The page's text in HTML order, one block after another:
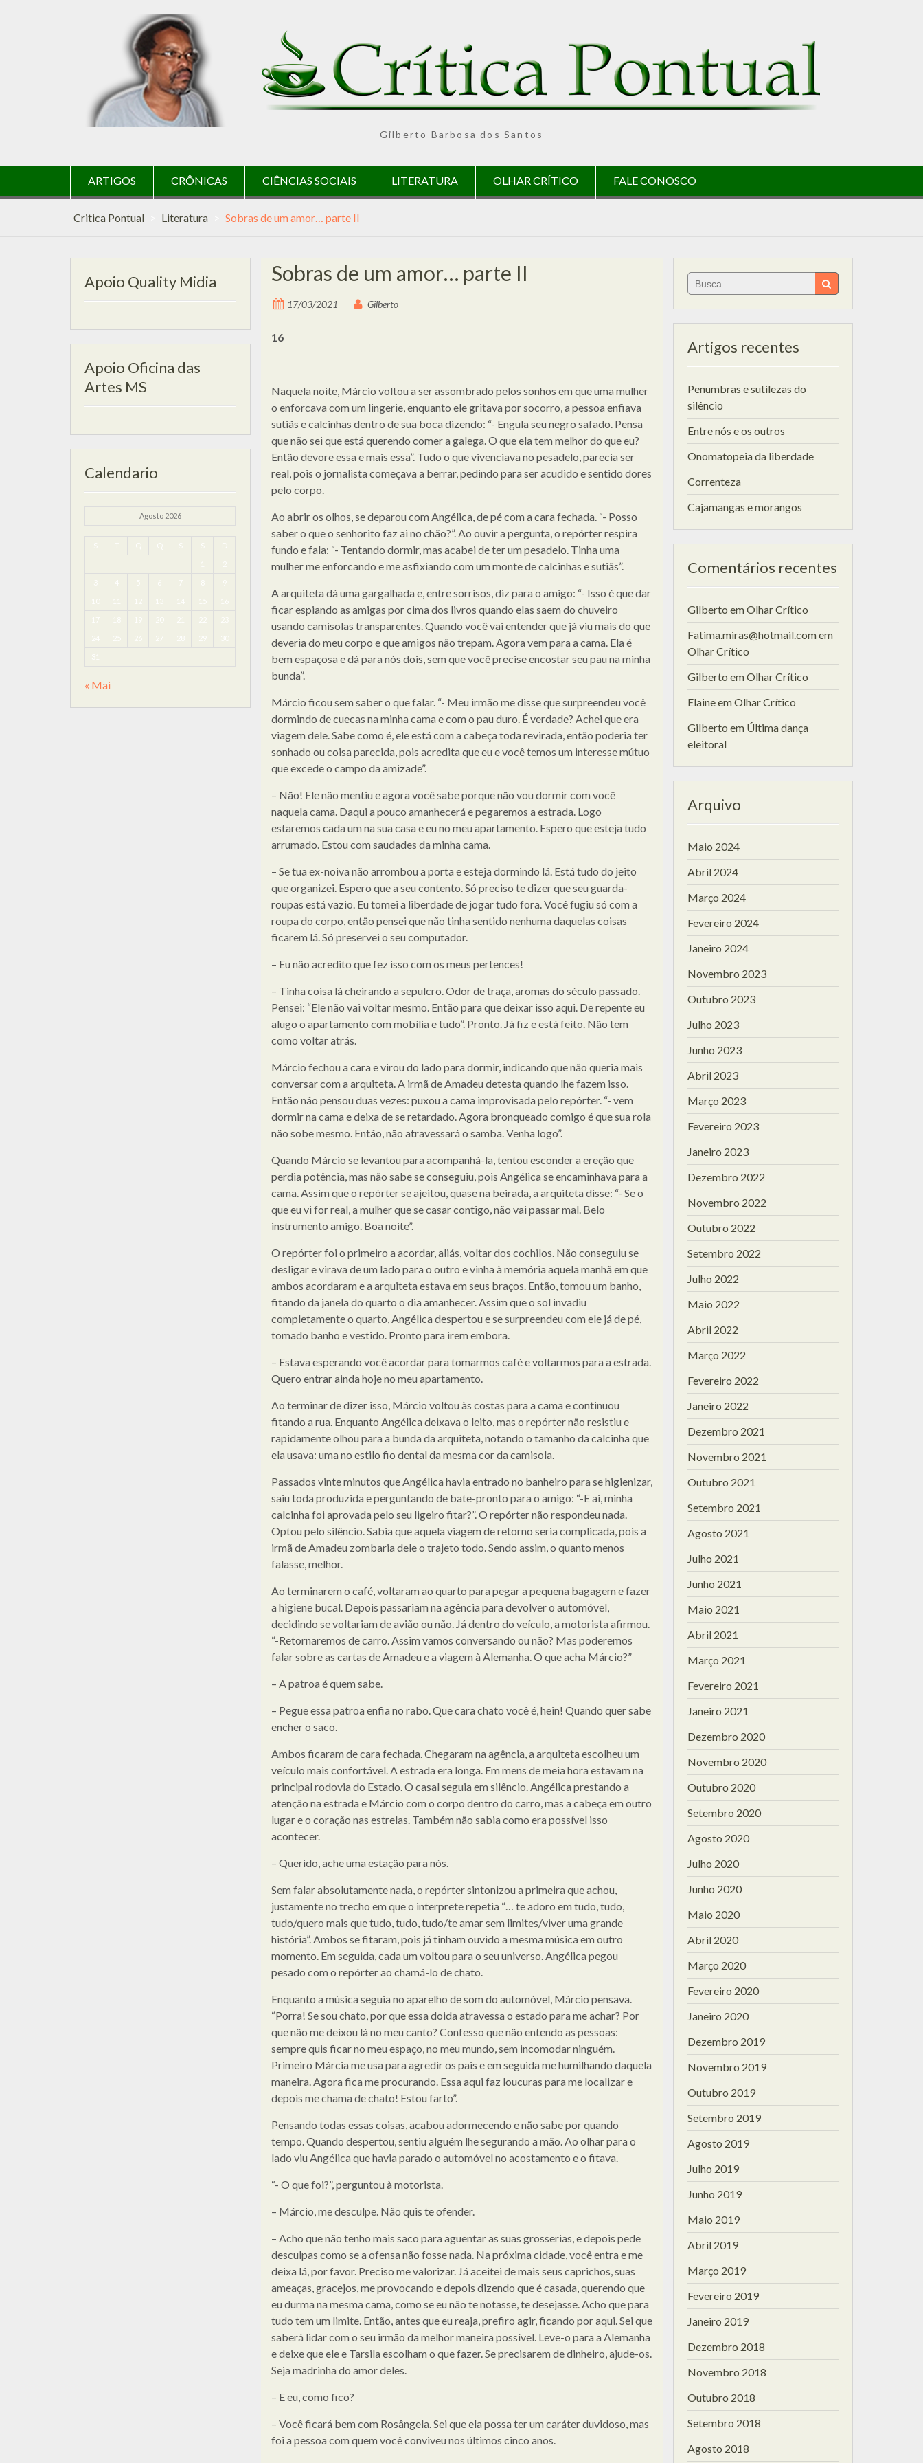
Gilberto Barbosa dos Santos
ARTIGOS CRÔNICAS CIÊNCIAS SOCIAIS LITERATURA OLHAR CRÍTICO FALE CONOSCO
Critica Pontual Literatura Sobras de um amor… parte II
Sobras de um amor… parte II
17/03/2021 Gilberto
16
Naquela noite, Márcio voltou a ser assombrado pelos sonhos em que uma mulher
o enforcava com um lingerie, enquanto ele gritava por socorro, a pessoa enfiava
sutiãs e calcinhas dentro de sua boca dizendo: “- Engula seu negro safado. Pensa
que não sei que está querendo comer a galega. O que ela tem melhor do que eu?
Então devore essa e mais essa”. Tudo o que vivenciava no pesadelo, parecia ser
real, pois o jornalista começava a berrar, pedindo para ser acudido e sentido dores
pelo corpo.
Ao abrir os olhos, se deparou com Angélica, de pé com a cara fechada. “- Posso
saber o que o senhorito faz ai no chão?”. Ao ouvir a pergunta, o repórter respira
fundo e fala: “- Tentando dormir, mas acabei de ter um pesadelo. Tinha uma
mulher me enforcando e me asfixiando com um monte de calcinhas e sutiãs”.
A arquiteta dá uma gargalhada e, entre sorrisos, diz para o amigo: “- Isso é que dar
ficar espiando as amigas por cima dos livros quando elas saem do chuveiro
usando camisolas transparentes. Quando você vai entender que já viu mais do que
deveria do meu corpo e que amigos não trepam. Agora vem para a cama. Ela é
bem espaçosa e dá para nós dois, sem que você precise encostar seu pau na minha
bunda”.
Márcio ficou sem saber o que falar. “- Meu irmão me disse que surpreendeu você
dormindo de cuecas na minha cama e com o pau duro. É verdade? Achei que era
viagem dele. Sabe como é, ele está com a cabeça toda revirada, então poderia ter
sonhado ou coisa parecida, pois acredita que eu e você temos um interesse mútuo
que excede o campo da amizade”.
– Não! Ele não mentiu e agora você sabe porque não vou dormir com você
naquela cama. Daqui a pouco amanhecerá e pegaremos a estrada. Logo
estaremos cada um na sua casa e eu no meu apartamento. Espero que esteja tudo
arrumado. Estou com saudades da minha cama.
– Se tua ex-noiva não arrombou a porta e esteja dormindo lá. Está tudo do jeito
que organizei. Espero que a seu contento. Só preciso te dizer que seu guarda-
roupas está vazio. Eu tomei a liberdade de jogar tudo fora. Você fugiu só com a
roupa do corpo, então pensei que não tinha sentido nenhuma daquelas coisas
ficarem lá. Só preservei o seu computador.
– Eu não acredito que fez isso com os meus pertences!
– Tinha coisa lá cheirando a sepulcro. Odor de traça, aromas do século passado.
Pensei: “Ele não vai voltar mesmo. Então para que deixar isso aqui. De repente eu
alugo o apartamento com mobília e tudo”. Pronto. Já fiz e está feito. Não tem
como voltar atrás.
Márcio fechou a cara e virou do lado para dormir, indicando que não queria mais
conversar com a arquiteta. A irmã de Amadeu detesta quando lhe fazem isso.
Então não pensou duas vezes: puxou a cama improvisada pelo repórter. “- vem
dormir na cama e deixa de se retardado. Agora bronqueado comigo é que sua rola
não sobe mesmo. Então, não atravessará o samba. Venha logo”.
Quando Márcio se levantou para acompanhá-la, tentou esconder a ereção que
perdia potência, mas não sabe se conseguiu, pois Angélica se encaminhava para a
cama. Assim que o repórter se ajeitou, quase na beirada, a arquiteta disse: “- Se o
que eu vi for real, a mulher que se casar contigo, não vai passar mal. Belo
instrumento amigo. Boa noite”.
O repórter foi o primeiro a acordar, aliás, voltar dos cochilos. Não conseguiu se
desligar e virava de um lado para o outro e vinha à memória aquela manhã em que
ambos acordaram e a arquiteta estava em seus braços. Então, tomou um banho,
fitando da janela do quarto o dia amanhecer. Assim que o sol invadiu
completamente o quarto, Angélica despertou e se surpreendeu com ele já de pé,
tomado banho e vestido. Pronto para irem embora.
– Estava esperando você acordar para tomarmos café e voltarmos para a estrada.
Quero entrar ainda hoje no meu apartamento.
Ao terminar de dizer isso, Márcio voltou às costas para a cama e continuou
fitando a rua. Enquanto Angélica deixava o leito, mas o repórter não resistiu e
rapidamente olhou para a bunda da arquiteta, notando o tamanho da calcinha que
ela usava: uma no estilo fio dental da mesma cor da camisola.
Passados vinte minutos que Angélica havia entrado no banheiro para se higienizar,
saiu toda produzida e perguntando de bate-pronto para o amigo: “-E ai, minha
calcinha foi aprovada pelo seu ligeiro fitar?”. O repórter não respondeu nada.
Optou pelo silêncio. Sabia que aquela viagem de retorno seria complicada, pois a
irmã de Amadeu zombaria dele o trajeto todo. Sendo assim, o quanto menos
falasse, melhor.
Ao terminarem o café, voltaram ao quarto para pegar a pequena bagagem e fazer
a higiene bucal. Depois passariam na agência para devolver o automóvel,
decidindo se voltariam de avião ou não. Já dentro do veículo, a motorista afirmou.
“-Retornaremos de carro. Assim vamos conversando ou não? Mas poderemos
falar sobre as cartas de Amadeu e a viagem à Alemanha. O que acha Márcio?”
– A patroa é quem sabe.
– Pegue essa patroa enfia no rabo. Que cara chato você é, hein! Quando quer sabe
encher o saco.
Ambos ficaram de cara fechada. Chegaram na agência, a arquiteta escolheu um
veículo mais confortável. A estrada era longa. Em mens de meia hora estavam na
principal rodovia do Estado. O casal seguia em silêncio. Angélica prestando a
atenção na estrada e Márcio com o corpo dentro do carro, mas a cabeça em outro
lugar e o coração nas estrelas. Também não sabia como era possível isso
acontecer.
– Querido, ache uma estação para nós.
Sem falar absolutamente nada, o repórter sintonizou a primeira que achou,
justamente no trecho em que o interprete repetia “… te adoro em tudo, tudo,
tudo/quero mais que tudo, tudo, tudo/te amar sem limites/viver uma grande
história”. Ambos se fitaram, pois já tinham ouvido a mesma música em outro
momento. Em seguida, cada um voltou para o seu universo. Angélica pegou
pesado com o repórter ao chamá-lo de chato.
Enquanto a música seguia no aparelho de som do automóvel, Márcio pensava.
“Porra! Se sou chato, por que essa doida atravessa o estado para me achar? Por
que não me deixou lá no meu canto? Confesso que não entendo as pessoas:
sempre quis ficar no meu espaço, no meu mundo, sem incomodar ninguém.
Primeiro Márcia me usa para agredir os pais e em seguida me humilhando daquela
maneira. Agora fica me procurando. Essa aqui faz loucuras para me localizar e
depois me chama de chato! Estou farto”.
Pensando todas essas coisas, acabou adormecendo e não sabe por quando
tempo. Quando despertou, sentiu alguém lhe segurando a mão. Ao olhar para o
lado viu Angélica que havia parado o automóvel no acostamento e o fitava.
“- O que foi?”, perguntou à motorista.
– Márcio, me desculpe. Não quis te ofender.
– Acho que não tenho mais saco para aguentar as suas grosserias, e depois pede
desculpas como se a ofensa não fosse nada. Na próxima cidade, você entra e me
deixa lá, por favor. Preciso me valorizar. Já aceitei de mais seus caprichos, suas
ameaças, gracejos, me provocando e depois dizendo que é casada, querendo que
eu durma na mesma cama, como se eu não te notasse, te desejasse. Acho que para
tudo tem um limite. Então, antes que eu reaja, prefiro agir, ficando por aqui. Sei que
saberá lidar com o seu irmão da melhor maneira possível. Leve-o para a Alemanha
e deixe que ele e Tarsila escolham o que fazer. Se precisarem de dinheiro, ajude-os.
Seja madrinha do amor deles.
– E eu, como fico?
– Você ficará bem com Rosângela. Sei que ela possa ter um caráter duvidoso, mas
foi a pessoa com quem você conviveu nos últimos cinco anos.
Search
for:
Artigos recentes
Penumbras e sutilezas do
silêncio
Entre nós e os outros
Onomatopeia da liberdade
Correnteza
Cajamangas e morangos
Comentários recentes
Gilberto emOlhar Crítico
Fatima.miras@hotmail.comem
Olhar Crítico
Gilberto emOlhar Crítico
ElaineemOlhar Crítico
Gilberto em Última dança
eleitoral
Arquivo
Maio 2024
Abril 2024
Março 2024
Fevereiro 2024
Janeiro 2024
Novembro 2023
Outubro 2023
Julho 2023
Junho 2023
Abril 2023
Março 2023
Fevereiro 2023
Janeiro 2023
Dezembro 2022
Novembro 2022
Outubro 2022
Setembro 2022
Julho 2022
Maio 2022
Abril 2022
Março 2022
Fevereiro 2022
Janeiro 2022
Dezembro 2021
Novembro 2021
Outubro 2021
Setembro 2021
Agosto 2021
Julho 2021
Junho 2021
Maio 2021
Abril 2021
Março 2021
Fevereiro 2021
Janeiro 2021
Dezembro 2020
Novembro 2020
Outubro 2020
Setembro 2020
Agosto 2020
Julho 2020
Junho 2020
Maio 2020
Abril 2020
Março 2020
Fevereiro 2020
Janeiro 2020
Dezembro 2019
Novembro 2019
Outubro 2019
Setembro 2019
Agosto 2019
Julho 2019
Junho 2019
Maio 2019
Abril 2019
Março 2019
Fevereiro 2019
Janeiro 2019
Dezembro 2018
Novembro 2018
Outubro 2018
Setembro 2018
Agosto 2018
Apoio Quality Midia
Apoio Oficina das
Artes MS
Calendario
Agosto 2026
S T Q Q S S D
1
3 4 5 6 7 8 9
10 11 12 13 14 15 16
17 18 19 20 21 23
24 25 26 27 28 29 30
31
« Mai